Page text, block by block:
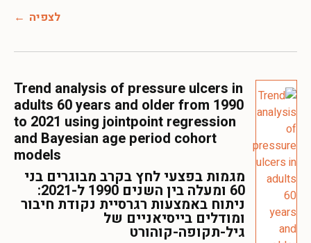
לצפיה
Trend analysis of pressure ulcers in
adults 60 years and older from 1990
to 2021 using jointpoint regression
and Bayesian age period cohort
models
מגמות בפצעי לחץ בקרב מבוגרים בני
60 ומעלה בין השנים 1990 ל-2021:
ניתוח באמצעות רגרסיית נקודת חיבור
ומודלים בייסיאניים של
גיל-תקופה-קוהורט